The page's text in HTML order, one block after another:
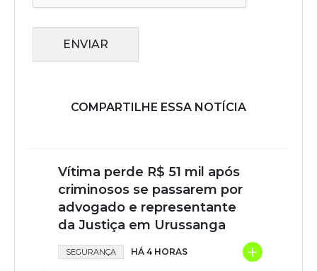
ENVIAR
COMPARTILHE ESSA NOTÍCIA
Vítima perde R$ 51 mil após
criminosos se passarem por
advogado e representante
da Justiça em Urussanga
SEGURANÇA HÁ 4 HORAS +